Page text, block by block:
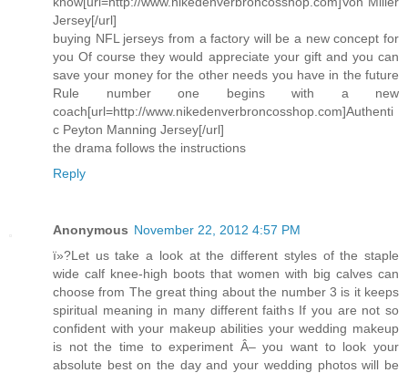
Jersey[/url]
buying NFL jerseys from a factory will be a new concept for
you Of course they would appreciate your gift and you can
save your money for the other needs you have in the future
Rule number one begins with a new
coach[url=http://www.nikedenverbroncosshop.com]Authenti
c Peyton Manning Jersey[/url]
the drama follows the instructions
Reply
Anonymous November 22, 2012 4:57 PM
ï»?Let us take a look at the different styles of the staple
wide calf knee-high boots that women with big calves can
choose from The great thing about the number 3 is it keeps
spiritual meaning in many different faiths If you are not so
confident with your makeup abilities your wedding makeup
is not the time to experiment Â– you want to look your
absolute best on the day and your wedding photos will be